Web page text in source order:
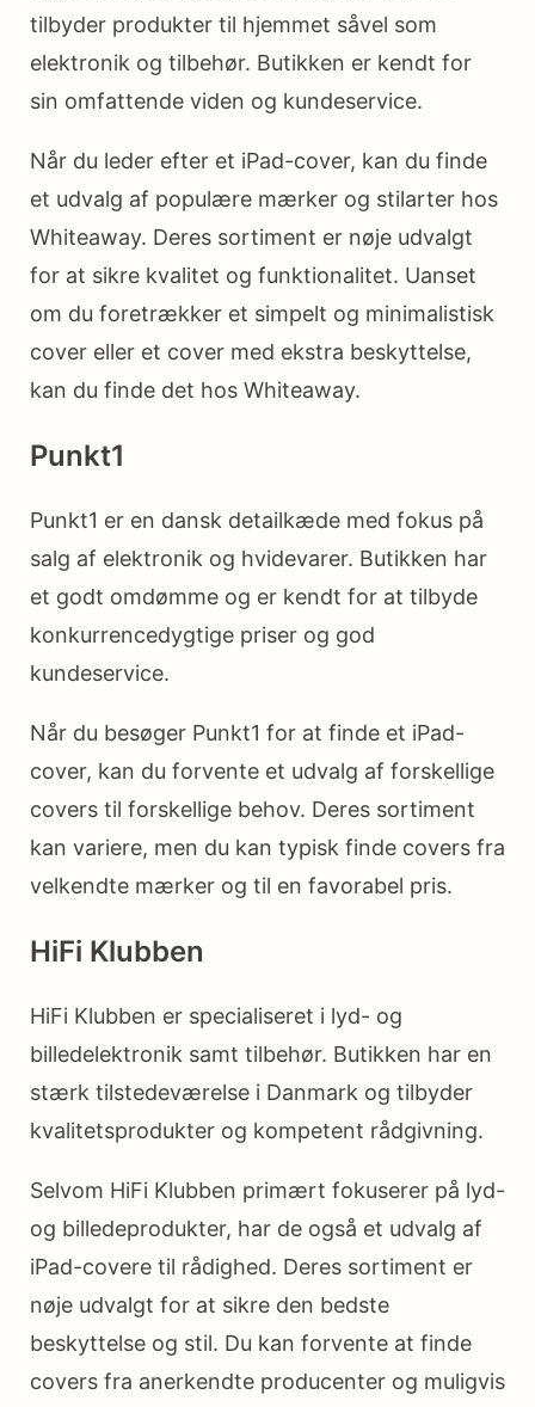
tilbyder produkter til hjemmet såvel som
elektronik og tilbehør. Butikken er kendt for
sin omfattende viden og kundeservice.
Når du leder efter et iPad-cover, kan du finde
et udvalg af populære mærker og stilarter hos
Whiteaway. Deres sortiment er nøje udvalgt
for at sikre kvalitet og funktionalitet. Uanset
om du foretrækker et simpelt og minimalistisk
cover eller et cover med ekstra beskyttelse,
kan du finde det hos Whiteaway.
Punkt1
Punkt1 er en dansk detailkæde med fokus på
salg af elektronik og hvidevarer. Butikken har
et godt omdømme og er kendt for at tilbyde
konkurrencedygtige priser og god
kundeservice.
Når du besøger Punkt1 for at finde et iPad-
cover, kan du forvente et udvalg af forskellige
covers til forskellige behov. Deres sortiment
kan variere, men du kan typisk finde covers fra
velkendte mærker og til en favorabel pris.
HiFi Klubben
HiFi Klubben er specialiseret i lyd- og
billedelektronik samt tilbehør. Butikken har en
stærk tilstedeværelse i Danmark og tilbyder
kvalitetsprodukter og kompetent rådgivning.
Selvom HiFi Klubben primært fokuserer på lyd-
og billedeprodukter, har de også et udvalg af
iPad-covere til rådighed. Deres sortiment er
nøje udvalgt for at sikre den bedste
beskyttelse og stil. Du kan forvente at finde
covers fra anerkendte producenter og muligvis